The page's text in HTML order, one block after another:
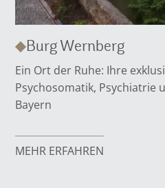
Burg Wernberg
Ein Ort der Ruhe: Ihre
Psychosomatik, Psychiatrie
Bayern
MEHR ERFAHREN